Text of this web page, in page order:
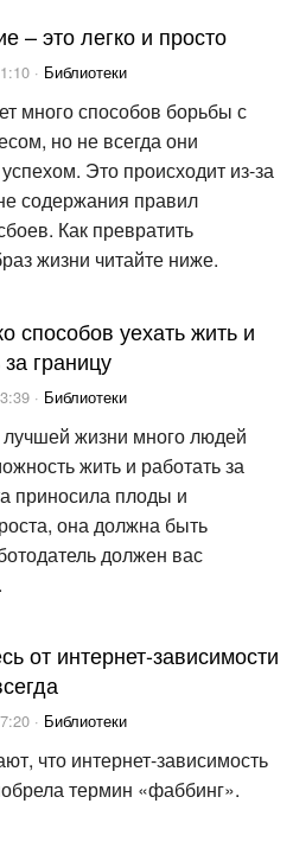
– это легко и просто
· Библиотеки
много способов борьбы с
но не всегда они
Это происходит из-за
содержания правил
Как превратить
жизни читайте ниже.
способов уехать жить и
границу
· Библиотеки
лучшей жизни много людей
жить и работать за
приносила плоды и
она должна быть
должен вас
от интернет-зависимости
· Библиотеки
что интернет-зависимость
термин «фаббинг».